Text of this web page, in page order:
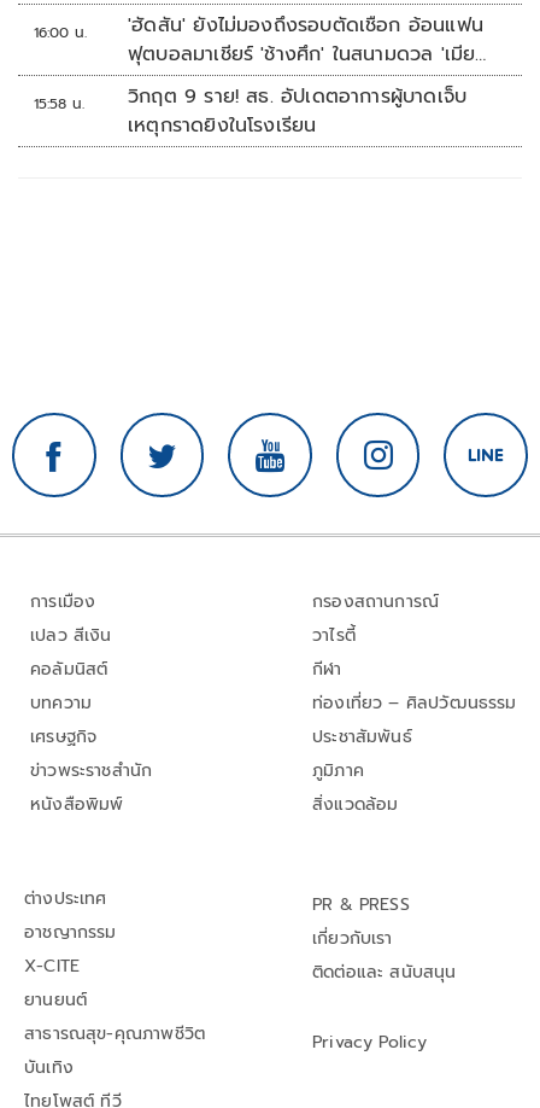
16:00 น.
'ฮัดสัน' ยังไม่มองถึงรอบตัดเชือก อ้อนแฟน
ฟุตบอลมาเชียร์ 'ช้างศึก' ในสนามดวล 'เมีย
นมา'
15:58 น.
วิกฤต 9 ราย! สธ. อัปเดตอาการผู้บาดเจ็บ
เหตุกราดยิงในโรงเรียน
การเมือง
เปลว สีเงิน
คอลัมนิสต์
บทความ
เศรษฐกิจ
ข่าวพระราชสำนัก
หนังสือพิมพ์
กรองสถานการณ์
วาไรตี้
กีฬา
ท่องเที่ยว – ศิลปวัฒนธรรม
ประชาสัมพันธ์
ภูมิภาค
สิ่งแวดล้อม
ต่างประเทศ
อาชญากรรม
X-CITE
ยานยนต์
สาธารณสุข-คุณภาพชีวิต
บันเทิง
ไทยโพสต์ ทีวี
PR & PRESS
เกี่ยวกับเรา
ติดต่อและ สนับสนุน
Privacy Policy